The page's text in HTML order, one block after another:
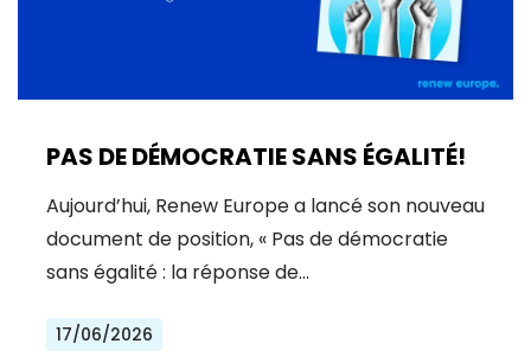
PAS DE DÉMOCRATIE SANS ÉGALITÉ!
Aujourd’hui, Renew Europe a lancé son nouveau
document de position, « Pas de démocratie
sans égalité : la réponse de…
17/06/2026